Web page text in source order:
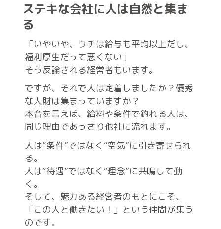
ステキな会社に人は自然と集ま
る
「いやいや、ウチは給与も平均以上だし、
福利厚生だって悪くない」
そう反論される経営者もいます。
ですが、それで人は定着しましたか？優秀
な人財は集まっていますか？
本音を言えば、給料や条件で釣れる人は、
同じ理由であっさり他社に流れます。
人は“条件”ではなく“空気”に引き寄せられ
る。
人は“待遇”ではなく“理念”に共鳴して動
く。
そして、魅力ある経営者のもとにこそ、
「この人と働きたい！」という仲間が集う
のです。